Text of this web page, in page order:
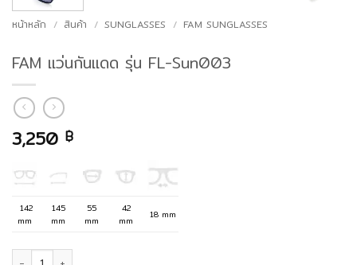
หน้าหลัก / สินค้า / SUNGLASSES / FAM SUNGLASSES
FAM แว่นกันแดด รุ่น FL-Sun003
3,250 ฿
142
mm
145
mm
55
mm
42
mm
18 mm
จำนวน FAM แว่นกันแดด รุ่น FL-Sun003 ชิ้น